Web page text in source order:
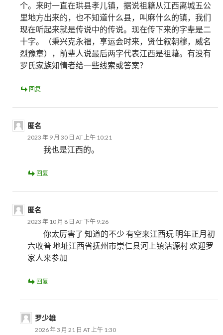
个。来时一直在珙县孝儿镇，据说祖籍从江西离城五公
里地方出来的，也不知道什么县，叫麻什么的镇，我们
现在听起来就是传说中的传说。现在传下来的字辈是二
十字。（秉兴克永福，享运会时来，贤仕叙朝穆，威名
烈豫章），前辈人说最后两字代表江西是祖藉。有没有
罗氏家族知情者给一些线索或答案？
回复
匿名
2023 年 9 月 30 日 AT 上午 10:21
我也是江西的。
回复
匿名
2023 年 10 月 8 日 AT 下午 9:26
你太厉害了 知道的不少 有空来江西玩 明年正月初
六收普 地址江西省抚州市崇仁县河上镇沽源村 欢迎罗
家人来参加
回复
罗少雄
2026 年 3 月 21 日 AT 上午 1:30